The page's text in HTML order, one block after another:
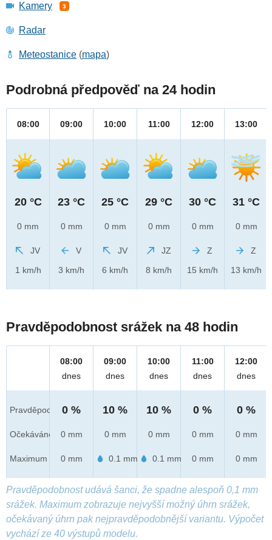
Kamery 3
Radar
Meteostanice (mapa)
Podrobná předpověď na 24 hodin
08:00
20 °C
0 mm
JV
1 km/h
09:00
23 °C
0 mm
V
3 km/h
10:00
25 °C
0 mm
JV
6 km/h
11:00
29 °C
0 mm
JZ
8 km/h
12:00
30 °C
0 mm
Z
15 km/h
13:00
31 °C
0 mm
Z
13 km/h
Pravděpodobnost srážek na 48 hodin
Pravděpod.
Očekáváno
Maximum
08:00
dnes
0 %
0 mm
0 mm
09:00
dnes
10 %
0 mm
0.1 mm
10:00
dnes
10 %
0 mm
0.1 mm
11:00
dnes
0 %
0 mm
0 mm
12:00
dnes
0 %
0 mm
0 mm
Pravděpodobnost udává šanci, že spadne alespoň 0,1 mm
srážek. Maximum zobrazuje nejvyšší možný úhrn srážek,
očekávaný úhrn pak nejpravděpodobnější variantu. Výpočet
vychází ze 40 výstupů modelu.